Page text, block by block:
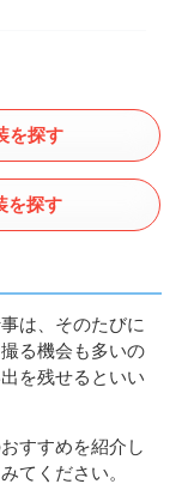
を探す
を探す
は、そのたびに
る機会も多いの
を残せるといい
すすめを紹介し
てください。